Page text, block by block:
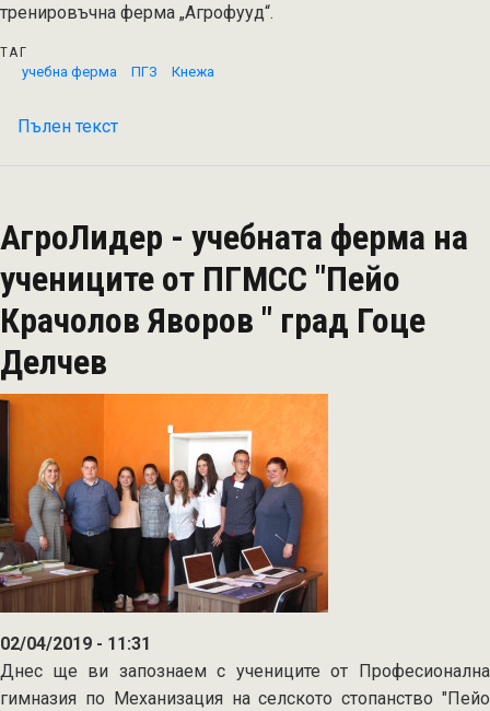
тренировъчна ферма „Агрофууд“.
ТАГ
учебна ферма
ПГЗ Кнежа
Пълен текст
учебна
на
учениците
„Стефан
Цанов“
АгроЛидер - учебната ферма на
учениците от ПГМСС "Пейо
Крачолов Яворов " град Гоце
Делчев
02/04/2019 - 11:31
Днес ще ви запознаем с учениците от Професионална
гимназия по Механизация на селското стопанство "Пейо